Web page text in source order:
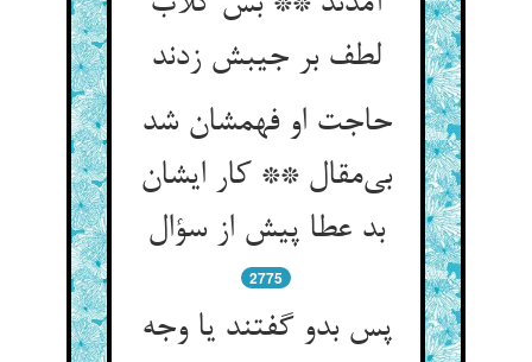
لطف بر جیبش زدند
حاجت او فهمشان شد
بی‌‌مقال ** کار ایشان
2775
پس بدو گفتند یا وجه